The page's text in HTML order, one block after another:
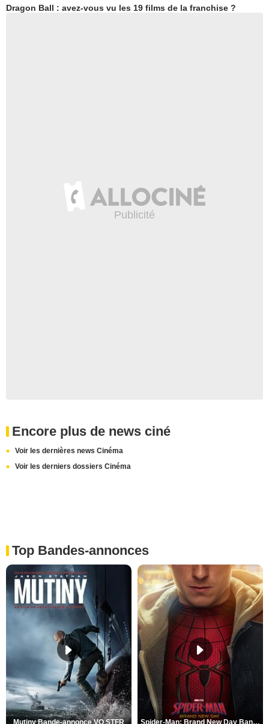
Dragon Ball : avez-vous vu les 19 films de la franchise ?
Encore plus de news ciné
Voir les dernières news Cinéma
Voir les derniers dossiers Cinéma
Top Bandes-annonces
Mutiny Bande-annonce VO STFR Spider-Man: Brand New Day Bande-annonce VO STFR